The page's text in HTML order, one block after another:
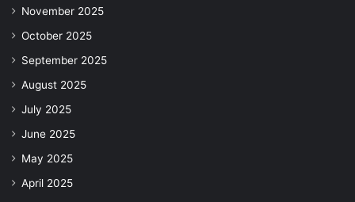
November 2025
October 2025
September 2025
August 2025
July 2025
June 2025
May 2025
April 2025